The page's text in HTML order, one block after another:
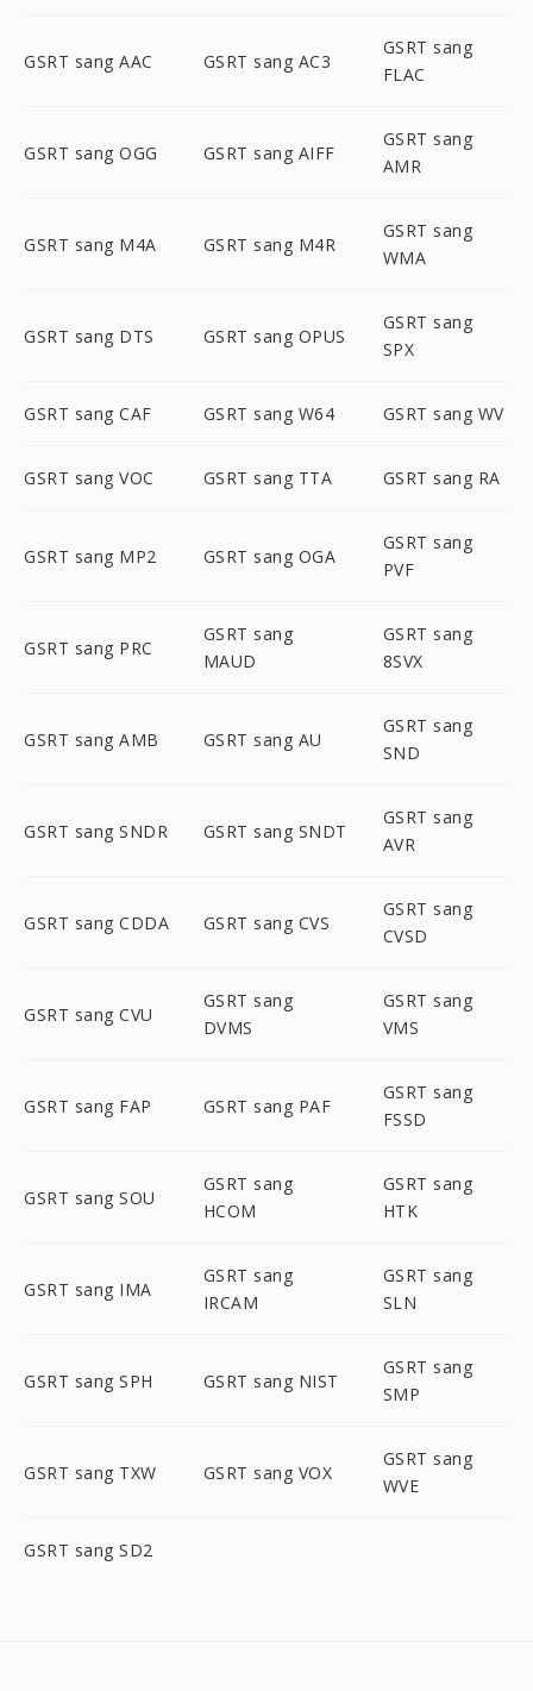
GSRT sang AAC GSRT sang AC3
GSRT sang
FLAC
GSRT sang OGG GSRT sang AIFF
GSRT sang
AMR
GSRT sang M4A GSRT sang M4R
GSRT sang
WMA
GSRT sang DTS GSRT sang OPUS
GSRT sang
SPX
GSRT sang CAF GSRT sang W64 GSRT sang WV
GSRT sang VOC GSRT sang TTA GSRT sang RA
GSRT sang MP2 GSRT sang OGA
GSRT sang
PVF
GSRT sang PRC
GSRT sang
MAUD
GSRT sang
8SVX
GSRT sang AMB GSRT sang AU
GSRT sang
SND
GSRT sang SNDR GSRT sang SNDT
GSRT sang
AVR
GSRT sang CDDA GSRT sang CVS
GSRT sang
CVSD
GSRT sang CVU
GSRT sang
DVMS
GSRT sang
VMS
GSRT sang FAP GSRT sang PAF
GSRT sang
FSSD
GSRT sang SOU
GSRT sang
HCOM
GSRT sang
HTK
GSRT sang IMA
GSRT sang
IRCAM
GSRT sang
SLN
GSRT sang SPH GSRT sang NIST
GSRT sang
SMP
GSRT sang TXW GSRT sang VOX
GSRT sang
WVE
GSRT sang SD2